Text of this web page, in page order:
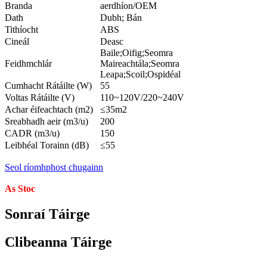
Branda
aerdhíon/OEM
Dath
Dubh; Bán
Tithíocht
ABS
Cineál
Deasc
Feidhmchlár
Baile;Oifig;Seomra
Maireachtála;Seomra
Leapa;Scoil;Ospidéal
Cumhacht Rátáilte (W)
55
Voltas Rátáilte (V)
110~120V/220~240V
Achar éifeachtach (m2)
≤35m2
Sreabhadh aeir (m3/u)
200
CADR (m3/u)
150
Leibhéal Torainn (dB)
≤55
Seol ríomhphost chugainn
As Stoc
Sonraí Táirge
Clibeanna Táirge